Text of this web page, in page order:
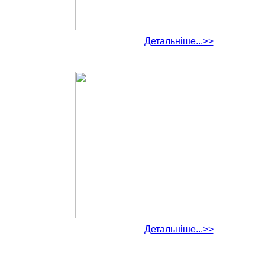
Детальніше...>>
Детальніше...>>